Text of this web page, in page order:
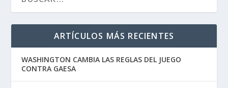
ARTÍCULOS MÁS RECIENTES
WASHINGTON CAMBIA LAS REGLAS DEL JUEGO
CONTRA GAESA